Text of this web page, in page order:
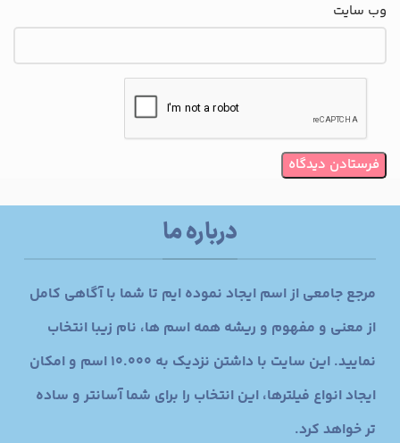
وب‌ سایت
درباره ما
مرجع جامعی از اسم ایجاد نموده ایم تا شما با آگاهی کامل
از معنی و مفهوم و ریشه همه اسم ها، نام زیبا انتخاب
نمایید. این سایت با داشتن نزدیک به 10.000 اسم و امکان
ایجاد انواع فیلترها، این انتخاب را برای شما آسانتر و ساده
تر خواهد کرد.